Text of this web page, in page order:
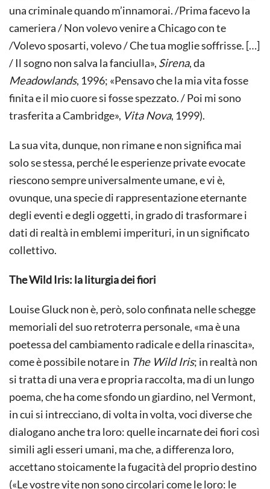
una criminale quando m’innamorai. /Prima facevo la
cameriera / Non volevo venire a Chicago con te
/Volevo sposarti, volevo / Che tua moglie soffrisse. […]
/ Il sogno non salva la fanciulla», Sirena, da
Meadowlands, 1996; «Pensavo che la mia vita fosse
finita e il mio cuore si fosse spezzato. / Poi mi sono
trasferita a Cambridge», Vita Nova, 1999).
La sua vita, dunque, non rimane e non significa mai
solo se stessa, perché le esperienze private evocate
riescono sempre universalmente umane, e vi è,
ovunque, una specie di rappresentazione eternante
degli eventi e degli oggetti, in grado di trasformare i
dati di realtà in emblemi imperituri, in un significato
collettivo.
The Wild Iris: la liturgia dei fiori
Louise Gluck non è, però, solo confinata nelle schegge
memoriali del suo retroterra personale, «ma è una
poetessa del cambiamento radicale e della rinascita»,
come è possibile notare in The Wild Iris; in realtà non
si tratta di una vera e propria raccolta, ma di un lungo
poema, che ha come sfondo un giardino, nel Vermont,
in cui si intrecciano, di volta in volta, voci diverse che
dialogano anche tra loro: quelle incarnate dei fiori così
simili agli esseri umani, ma che, a differenza loro,
accettano stoicamente la fugacità del proprio destino
(«Le vostre vite non sono circolari come le loro: le